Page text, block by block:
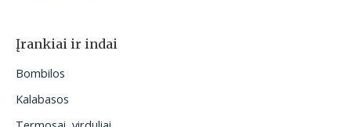
Įrankiai ir indai
Bombilos
Kalabasos